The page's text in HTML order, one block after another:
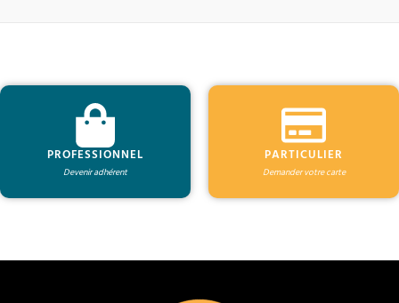
PROFESSIONNEL
Devenir adhérent
PARTICULIER
Demander votre carte